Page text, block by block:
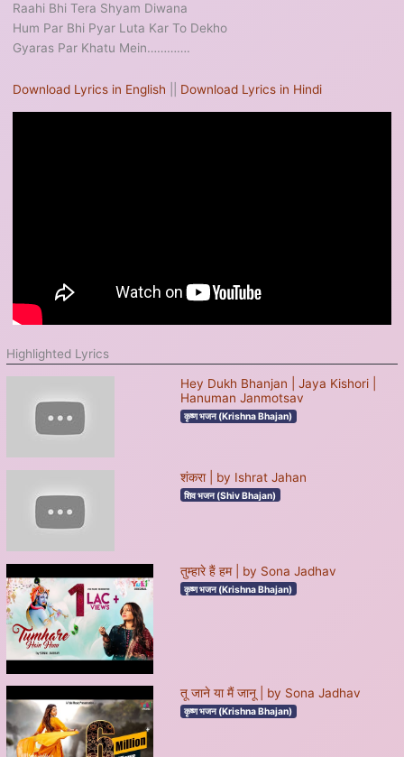
Raahi Bhi Tera Shyam Diwana
Hum Par Bhi Pyar Luta Kar To Dekho
Gyaras Par Khatu Mein………….
Download Lyrics in English Download Lyrics in Hindi
Highlighted Lyrics
Hey Dukh Bhanjan | Jaya Kishori |
Hanuman Janmotsav
कृष्ण भजन (Krishna Bhajan)
शंकरा | by Ishrat Jahan
शिव भजन (Shiv Bhajan)
तुम्हारे हैं हम | by Sona Jadhav
कृष्ण भजन (Krishna Bhajan)
तू जाने या मैं जानू | by Sona Jadhav
कृष्ण भजन (Krishna Bhajan)